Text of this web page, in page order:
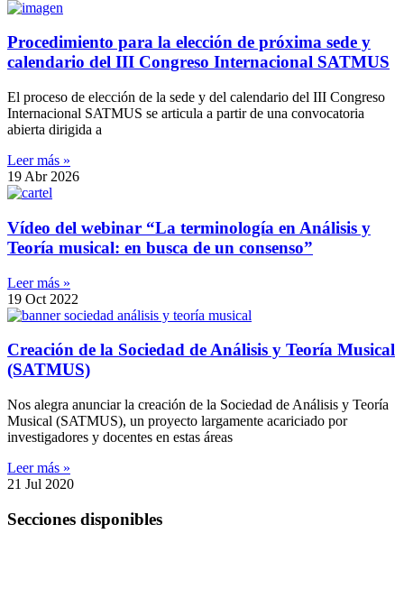
Procedimiento para la elección de próxima sede y
calendario del III Congreso Internacional SATMUS
El proceso de elección de la sede y del calendario del III Congreso
Internacional SATMUS se articula a partir de una convocatoria
abierta dirigida a
Leer más »
19 Abr 2026
Vídeo del webinar “La terminología en Análisis y
Teoría musical: en busca de un consenso”
Leer más »
19 Oct 2022
Creación de la Sociedad de Análisis y Teoría Musical
(SATMUS)
Nos alegra anunciar la creación de la Sociedad de Análisis y Teoría
Musical (SATMUS), un proyecto largamente acariciado por
investigadores y docentes en estas áreas
Leer más »
21 Jul 2020
Secciones disponibles